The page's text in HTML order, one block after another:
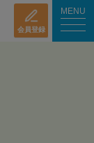
会員登録
MENU